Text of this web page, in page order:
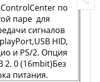
по
паре для
сигналов
HID,
и PS/2. Опция
2. 0 (16mbit)Без
питания.